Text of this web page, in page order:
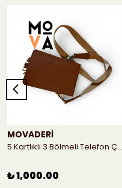
MOVADERİ
5 Kartlıklı 3 Bölmeli Telefon Çantası - Taba
₺ 1,000.00